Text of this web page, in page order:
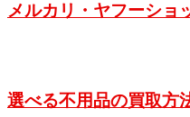
メルカリ・ヤフーシ
選べる不用品の買取方